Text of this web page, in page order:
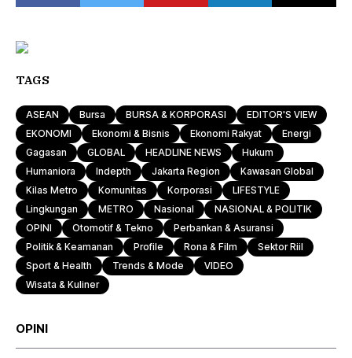
TAGS
ASEAN Bursa BURSA & KORPORASI
EDITOR'S VIEW
EKONOMI
Ekonomi & Bisnis Ekonomi Rakyat
Energi
Gagasan
GLOBAL HEADLINE NEWS
Hukum
Humaniora
Indepth Jakarta Region
Kawasan Global
Kilas Metro
Komunitas Korporasi
LIFESTYLE
Lingkungan
METRO Nasional
NASIONAL & POLITIK
OPINI
Otomotif & Tekno
Perbankan & Asuransi
Politik & Keamanan
Profile Rona & Film
Sektor Riil
Sport & Health
Trends & Mode
VIDEO
Wisata & Kuliner
OPINI